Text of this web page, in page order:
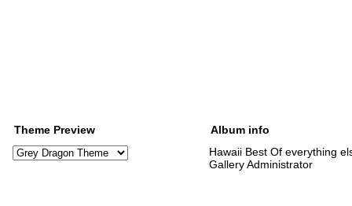
Theme Preview
Album info
Hawaii Best Of everything
Gallery Administrator